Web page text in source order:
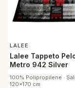
LALEE
Lalee Tappeto
Metro 942 Silver
100% Polipropilene ·
120x170 cm